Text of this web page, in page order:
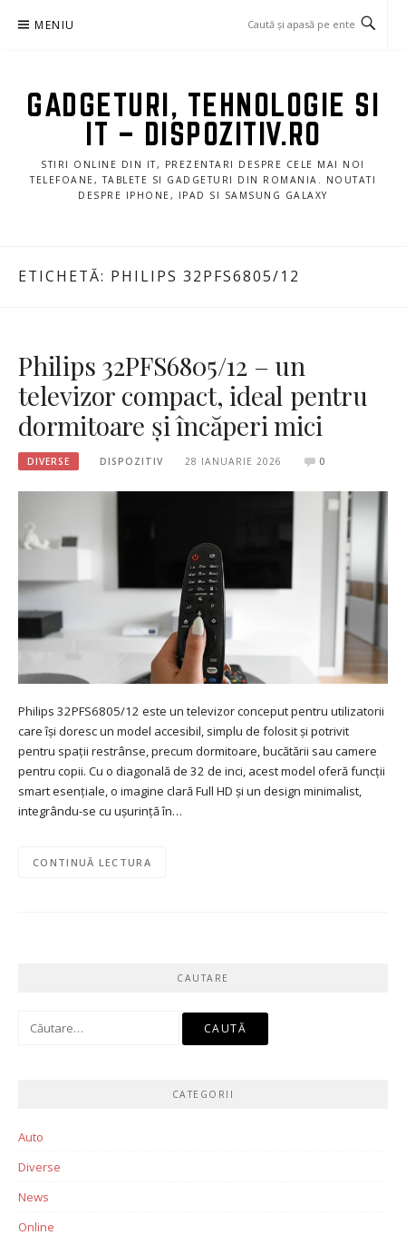
MENIU
GADGETURI, TEHNOLOGIE SI
IT – DISPOZITIV.RO
STIRI ONLINE DIN IT, PREZENTARI DESPRE CELE MAI NOI
TELEFOANE, TABLETE SI GADGETURI DIN ROMANIA. NOUTATI
DESPRE IPHONE, IPAD SI SAMSUNG GALAXY
ETICHETĂ: PHILIPS 32PFS6805/12
Philips 32PFS6805/12 – un
televizor compact, ideal pentru
dormitoare și încăperi mici
DIVERSE DISPOZITIV 28 IANUARIE 2026 0
Philips 32PFS6805/12 este un televizor conceput pentru utilizatorii
care își doresc un model accesibil, simplu de folosit și potrivit
pentru spații restrânse, precum dormitoare, bucătării sau camere
pentru copii. Cu o diagonală de 32 de inci, acest model oferă funcții
smart esențiale, o imagine clară Full HD și un design minimalist,
integrându-se cu ușurință în…
CONTINUĂ LECTURA
CAUTARE
Caută
CATEGORII
Auto
Diverse
News
Online